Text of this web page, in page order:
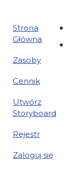
Strona
Główna
Zasoby
Cennik
Utwórz
Storyboard
Rejestr
Zaloguj się